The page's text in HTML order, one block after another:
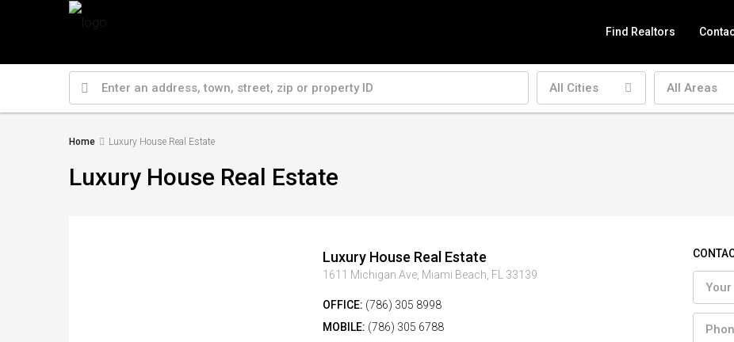
Find Realtors
All Cities All Areas
Home Luxury House Real Estate
Luxury House Real Estate
Luxury House Real Estate
1611 Michigan Ave, Miami Beach, FL 33139
OFFICE: (786) 305 8998
MOBILE: (786) 305 6788